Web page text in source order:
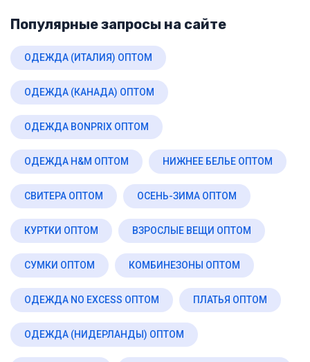
Популярные запросы на сайте
ОДЕЖДА (ИТАЛИЯ) ОПТОМ
ОДЕЖДА (КАНАДА) ОПТОМ
ОДЕЖДА BONPRIX ОПТОМ
ОДЕЖДА H&M ОПТОМ НИЖНЕЕ БЕЛЬЕ ОПТОМ
СВИТЕРА ОПТОМ ОСЕНЬ-ЗИМА ОПТОМ
КУРТКИ ОПТОМ ВЗРОСЛЫЕ ВЕЩИ ОПТОМ
СУМКИ ОПТОМ КОМБИНЕЗОНЫ ОПТОМ
ОДЕЖДА NO EXCESS ОПТОМ ПЛАТЬЯ ОПТОМ
ОДЕЖДА (НИДЕРЛАНДЫ) ОПТОМ